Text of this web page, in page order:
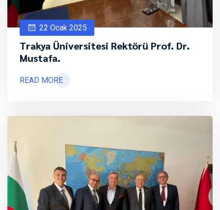
22 Ocak 2025
Trakya Üniversitesi Rektörü Prof. Dr.
Mustafa.
READ MORE